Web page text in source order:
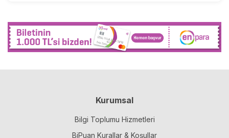
Kurumsal
Bilgi Toplumu Hizmetleri
BiPuan Kurallar & Koşullar